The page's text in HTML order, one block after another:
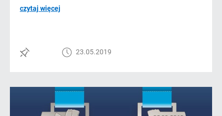
czytaj więcej
23.05.2019